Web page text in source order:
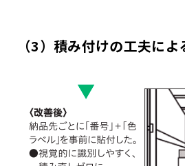
（3）積み付けの工夫に